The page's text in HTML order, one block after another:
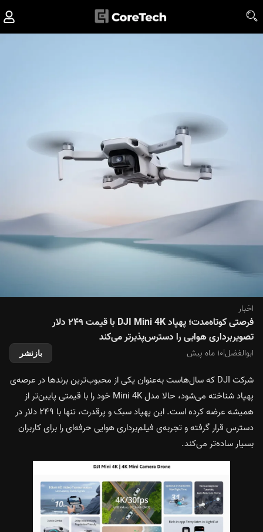
اخبار
فرصتی کوتاه‌مدت؛ پهپاد DJI Mini 4K با قیمت ۲۴۹ دلار
تصویربرداری هوایی را دسترس‌پذیرتر می‌کند
ابوالفضل|۱۰ ماه پیش بازنشر
شرکت DJI که سال‌هاست به‌عنوان یکی از محبوب‌ترین برندها در عرصه‌ی
پهپاد شناخته می‌شود، حالا مدل Mini 4K خود را با قیمتی پایین‌تر از
همیشه عرضه کرده است. این پهپاد سبک و پرقدرت، تنها با ۲۴۹ دلار در
دسترس قرار گرفته و تجربه‌ی فیلم‌برداری هوایی حرفه‌ای را برای کاربران
بسیار ساده‌تر می‌کند.